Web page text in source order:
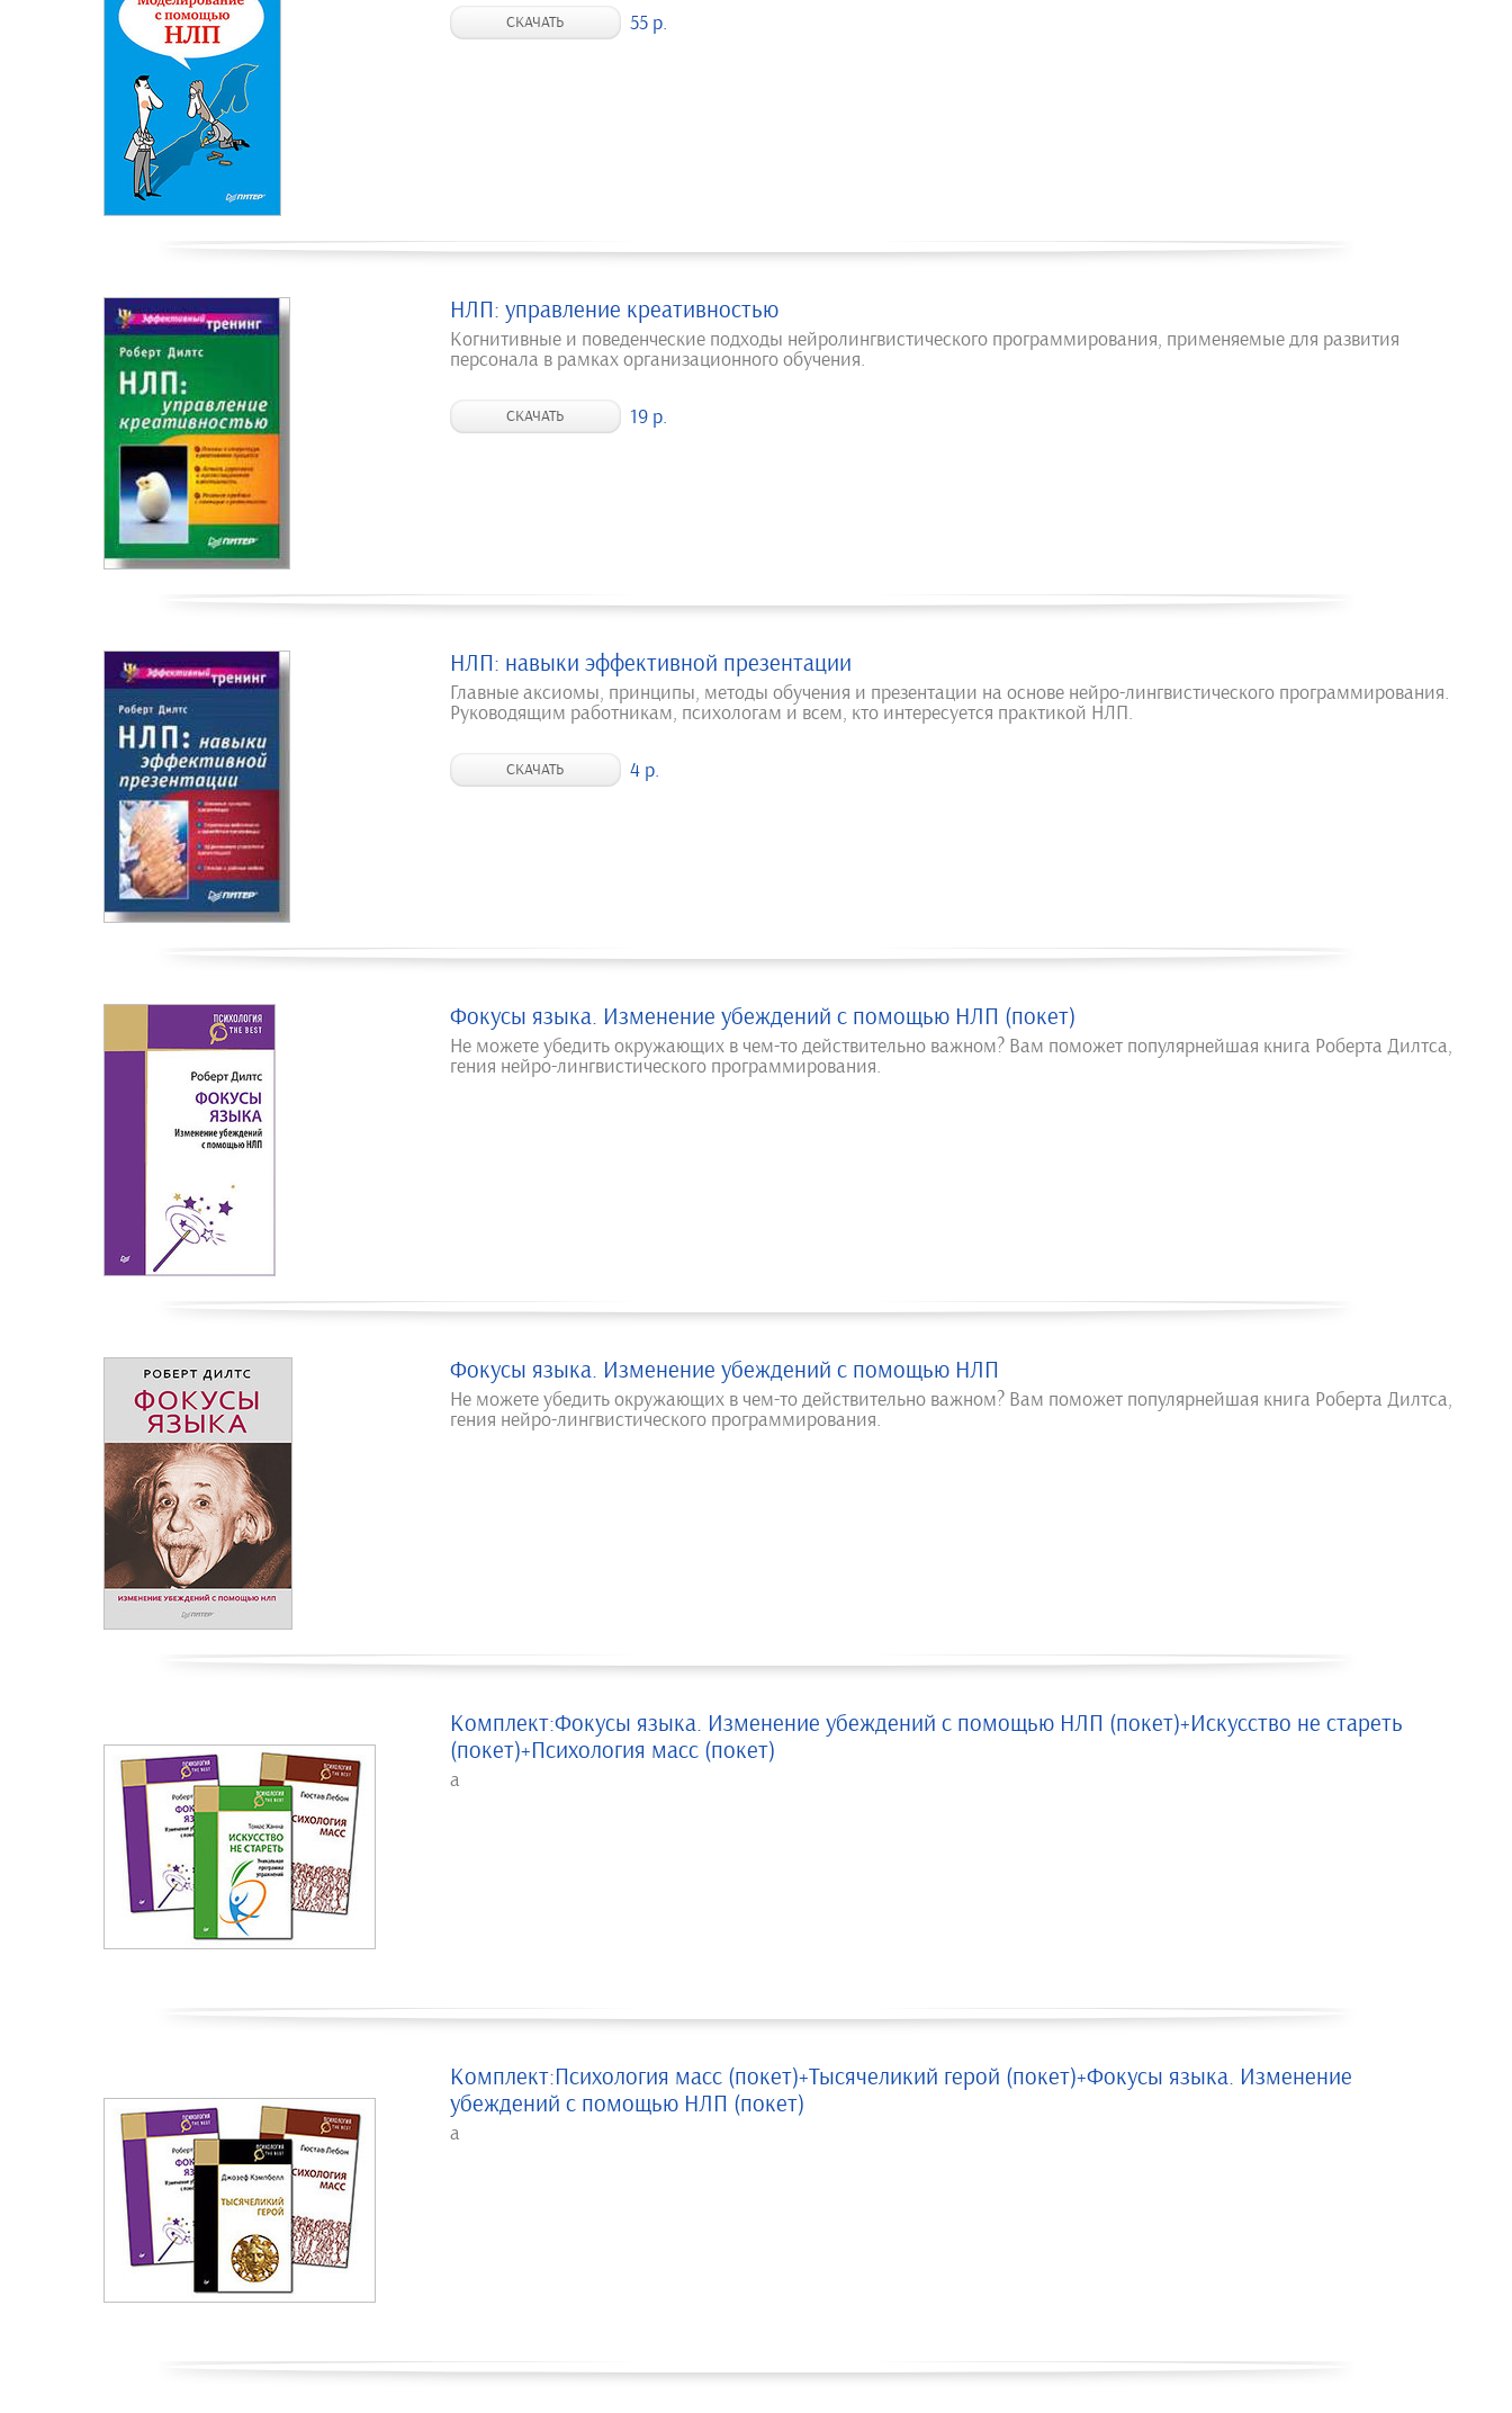
СКАЧАТЬ 55 р.
НЛП: управление креативностью
Когнитивные и поведенческие подходы нейролингвистического программирования, применяемые для развития
персонала в рамках организационного обучения.
СКАЧАТЬ 19 р.
НЛП: навыки эффективной презентации
Главные аксиомы, принципы, методы обучения и презентации на основе нейро-лингвистического программирования.
Руководящим работникам, психологам и всем, кто интересуется практикой НЛП.
СКАЧАТЬ 4 р.
Фокусы языка. Изменение убеждений с помощью НЛП (покет)
Не можете убедить окружающих в чем-то действительно важном? Вам поможет популярнейшая книга Роберта Дилтса,
гения нейро-лингвистического программирования.
Фокусы языка. Изменение убеждений с помощью НЛП
Не можете убедить окружающих в чем-то действительно важном? Вам поможет популярнейшая книга Роберта Дилтса,
гения нейро-лингвистического программирования.
Комплект:Фокусы языка. Изменение убеждений с помощью НЛП (покет)+Искусство не стареть
(покет)+Психология масс (покет)
а
Комплект:Психология масс (покет)+Тысячеликий герой (покет)+Фокусы языка. Изменение
убеждений с помощью НЛП (покет)
а